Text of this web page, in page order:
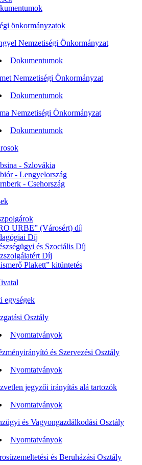
önkormányzatok
Nemzetiségi Önkormányzat
Dokumentumok
Nemzetiségi Önkormányzat
Dokumentumok
Nemzetiségi Önkormányzat
Dokumentumok
- Szlovákia
- Lengyelország
- Csehország
URBE” (Városért) díj
Díj
és Szociális Díj
Díj
Plakett” kitüntetés
egységek
Osztály
Nyomtatványok
és Szervezési Osztály
Nyomtatványok
jegyzői irányítás alá tartozók
Nyomtatványok
és Vagyongazdálkodási Osztály
Nyomtatványok
és Beruházási Osztály